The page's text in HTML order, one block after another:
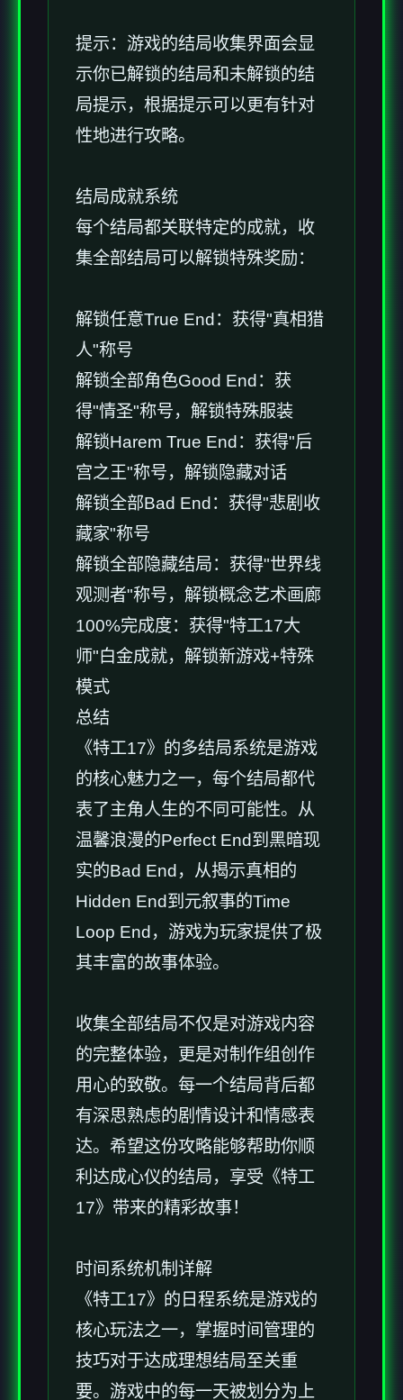
提示：游戏的结局收集界面会显
示你已解锁的结局和未解锁的结
局提示，根据提示可以更有针对
性地进行攻略。
结局成就系统
每个结局都关联特定的成就，收
集全部结局可以解锁特殊奖励：
解锁任意True End：获得"真相猎
人"称号
解锁全部角色Good End：获
得"情圣"称号，解锁特殊服装
解锁Harem True End：获得"后
宫之王"称号，解锁隐藏对话
解锁全部Bad End：获得"悲剧收
藏家"称号
解锁全部隐藏结局：获得"世界线
观测者"称号，解锁概念艺术画廊
100%完成度：获得"特工17大
师"白金成就，解锁新游戏+特殊
模式
总结
《特工17》的多结局系统是游戏
的核心魅力之一，每个结局都代
表了主角人生的不同可能性。从
温馨浪漫的Perfect End到黑暗现
实的Bad End，从揭示真相的
Hidden End到元叙事的Time
Loop End，游戏为玩家提供了极
其丰富的故事体验。
收集全部结局不仅是对游戏内容
的完整体验，更是对制作组创作
用心的致敬。每一个结局背后都
有深思熟虑的剧情设计和情感表
达。希望这份攻略能够帮助你顺
利达成心仪的结局，享受《特工
17》带来的精彩故事！
时间系统机制详解
《特工17》的日程系统是游戏的
核心玩法之一，掌握时间管理的
技巧对于达成理想结局至关重
要。游戏中的每一天被划分为上